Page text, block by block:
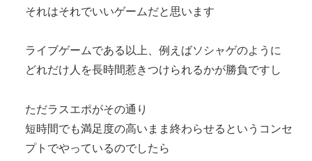
それはそれでいいゲームだと思います
ライブゲームである以上、例えばソシャゲのように
どれだけ人を長時間惹きつけられるかが勝負ですし
ただラスエポがその通り
短時間でも満足度の高いまま終わらせるというコンセ
プトでやっているのでしたら